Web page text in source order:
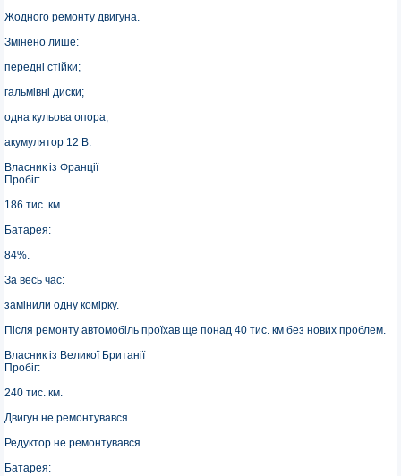
Жодного ремонту двигуна.
Змінено лише:
передні стійки;
гальмівні диски;
одна кульова опора;
акумулятор 12 В.
Власник із Франції
Пробіг:
186 тис. км.
Батарея:
84%.
За весь час:
замінили одну комірку.
Після ремонту автомобіль проїхав ще понад 40 тис. км без нових проблем.
Власник із Великої Британії
Пробіг:
240 тис. км.
Двигун не ремонтувався.
Редуктор не ремонтувався.
Батарея: